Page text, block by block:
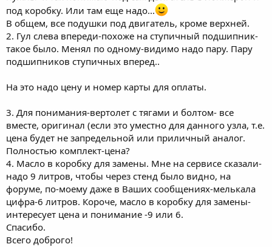
под коробку. Или там еще надо...
В общем, все подушки под двигатель, кроме верхней.
2. Гул слева впереди-похоже на ступичный подшипник-
такое было. Менял по одному-видимо надо пару. Пару
подшипников ступичных вперед..
На это надо цену и номер карты для оплаты.
3. Для понимания-вертолет с тягами и болтом- все
вместе, оригинал (если это уместно для данного узла, т.е.
цена будет не запредельной или приличный аналог.
Полностью комплект-цена?
4. Масло в коробку для замены. Мне на сервисе сказали-
надо 9 литров, чтобы через стенд было видно, на
форуме, по-моему даже в Ваших сообщениях-мелькала
цифра-6 литров. Короче, масло в коробку для замены-
интересует цена и понимание -9 или 6.
Спасибо.
Всего доброго!